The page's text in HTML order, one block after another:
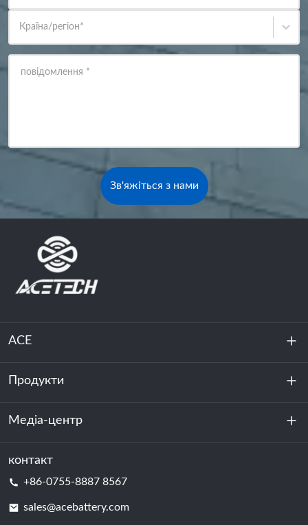
Країна/регіон*
повідомлення *
Зв'яжіться з нами
ACE
Про нас
Стійкість
Продукти
Зберігання енергії
Центр обробки даних та серверна кімната
Медіа-центр
Новини
контакт
+86-0755-8887 8567
sales@acebattery.com